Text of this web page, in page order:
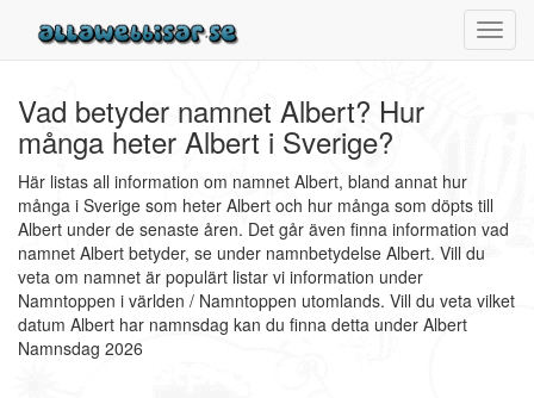
Vad betyder namnet Albert? Hur
många heter Albert i Sverige?
Här listas all information om namnet Albert, bland annat hur
många i Sverige som heter Albert och hur många som döpts till
Albert under de senaste åren. Det går även finna information vad
namnet Albert betyder, se under namnbetydelse Albert. Vill du
veta om namnet är populärt listar vi information under
Namntoppen i världen / Namntoppen utomlands. Vill du veta vilket
datum Albert har namnsdag kan du finna detta under Albert
Namnsdag 2026